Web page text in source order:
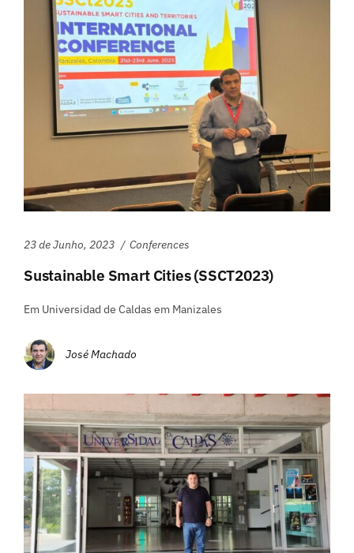
23 de Junho, 2023 Conferences
Sustainable Smart Cities (SSCT2023)
Em Universidad de Caldas em Manizales
José Machado